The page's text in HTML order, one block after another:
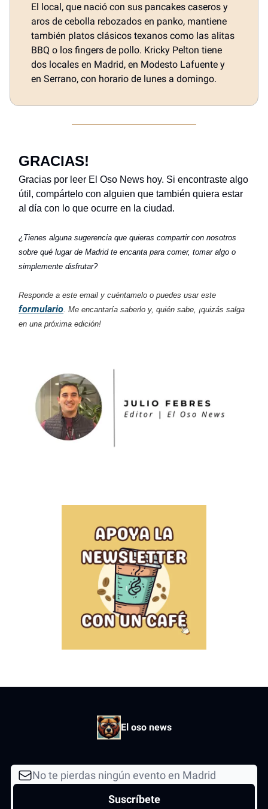
El local, que nació con sus pancakes caseros y
aros de cebolla rebozados en panko, mantiene
también platos clásicos texanos como las alitas
BBQ o los fingers de pollo. Kricky Pelton tiene
dos locales en Madrid, en Modesto Lafuente y
en Serrano, con horario de lunes a domingo.
GRACIAS!
Gracias por leer El Oso News hoy. Si encontraste algo
útil, compártelo con alguien que también quiera estar
al día con lo que ocurre en la ciudad.
¿Tienes alguna sugerencia que quieras compartir con nosotros
sobre qué lugar de Madrid te encanta para comer, tomar algo o
simplemente disfrutar?
Responde a este email y cuéntamelo o puedes usar este
formulario . Me encantaría saberlo y, quién sabe, ¡quizás salga
en una próxima edición!
El oso news